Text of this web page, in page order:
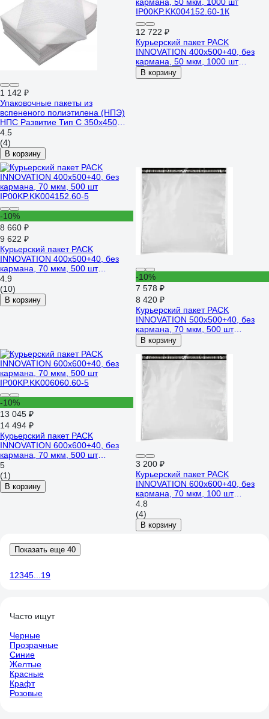
1 142 ₽
Упаковочные пакеты из
вспененого полиэтилена (НПЭ)
НПС Развитие Тип С 350x450
мм, толщина 2 мм, (упаковка - 50
шт.) 14062045
4.5
(4)
В корзину
12 722 ₽
Курьерский пакет PACK
INNOVATION 400x500+40, без
кармана, 50 мкм, 1000 шт
IP00KP.KK004152.60-1К
В корзину
-10%
8 660 ₽
9 622 ₽
Курьерский пакет PACK
INNOVATION 400x500+40, без
кармана, 70 мкм, 500 шт
IP00KP.KK004152.60-5
4.9
(10)
В корзину
-10%
7 578 ₽
8 420 ₽
Курьерский пакет PACK
INNOVATION 500x500+40, без
кармана, 70 мкм, 500 шт
IP00KP.KK005050.70-5
В корзину
-10%
13 045 ₽
14 494 ₽
Курьерский пакет PACK
INNOVATION 600x600+40, без
кармана, 70 мкм, 500 шт
IP00KP.KK006060.60-5
5
(1)
В корзину
3 200 ₽
Курьерский пакет PACK
INNOVATION 600x600+40, без
кармана, 70 мкм, 100 шт
IP00KP.KK006060.60-1
4.8
(4)
В корзину
Показать еще 40
1 2345 19
Часто ищут
Черные
Прозрачные
Синие
Желтые
Красные
Крафт
Розовые